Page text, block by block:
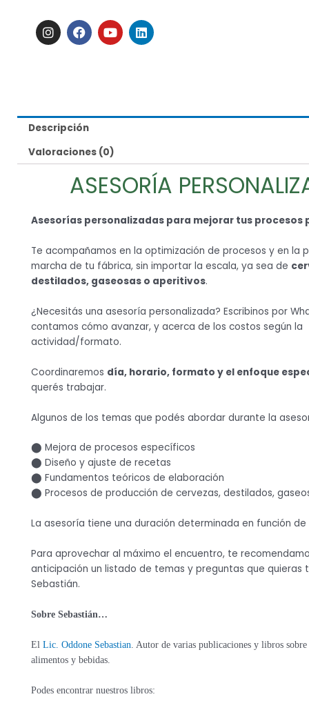
I
n
a
m
F
a
k
Y
o
L
i
n
Descripción
Valoraciones (0)
ASESORÍA
Asesorías personalizadas para mejorar tus procesos
Te acompañamos en la optimización de procesos y en la
marcha de tu fábrica, sin importar la escala, ya sea de
destilados, gaseosas o aperitivos.
¿Necesitás una asesoría personalizada? Escribinos por
contamos cómo avanzar, y acerca de los costos según la
actividad/formato.
Coordinaremos día, horario, formato y el enfoque
querés trabajar.
Algunos de los temas que podés abordar durante la
⬤ Mejora de procesos específicos
⬤ Diseño y ajuste de recetas
⬤ Fundamentos teóricos de elaboración
⬤ Procesos de producción de cervezas, destilados,
La asesoría tiene una duración determinada en función
Para aprovechar al máximo el encuentro, te
anticipación un listado de temas y preguntas que quieras
Sebastián.
Sobre Sebastián…
El Lic. Oddone Sebastian . Autor de varias publicaciones y libros
alimentos y bebidas.
Podes encontrar nuestros libros: